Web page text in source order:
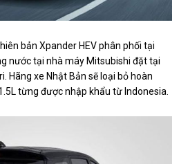
bản Xpander HEV phân phối tại
nước tại nhà máy Mitsubishi đặt tại
Hãng xe Nhật Bản sẽ loại bỏ hoàn
từng được nhập khẩu từ Indonesia.